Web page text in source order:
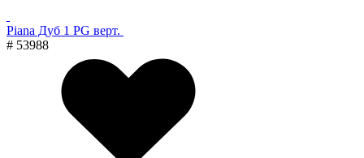
Piana Дуб 1 PG верт.
# 53988